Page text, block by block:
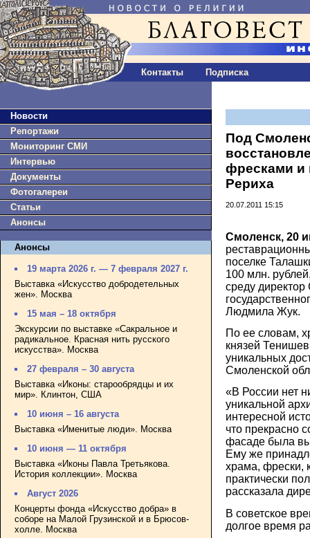
Контакты Подписка
Новости
Репортажи
Мониторинг СМИ
Интервью
Документы
Фотогалереи
Статьи
Анонсы
Анонсы
19 марта 2026 г. — 7 февраля 2027 г.
Выставка «Искусство добродетельных
жен». Москва
15 мая – 18 октября
Экскурсии по выставке «Сакральное и
радикальное. Красная нить русского
искусства». Москва
27 февраля – 30 августа
Выставка «Иконы: старообрядцы и их
мир». Клинтон, США
10 июня – 16 августа
Выставка «Именитые люди». Москва
10 июня — 11 октября
Выставка «Иконы Павла Третьякова.
История коллекции». Москва
Август 2026
Концерты фонда «Искусство добра» в
соборе на Малой Грузинской и в Брюсов-
холле. Москва
Под
фресками и
Рериха
20.07.2011 15:15
Смоленск, 20
поселке
100 млн.
среду
Людмила Жук.
По ее словам,
князей
уникальных
Смоленской
«В России нет
уникальной
интересной
что прекрасно
фасаде была
Ему же
храма, фрески,
практически
рассказала
В советское
долгое время